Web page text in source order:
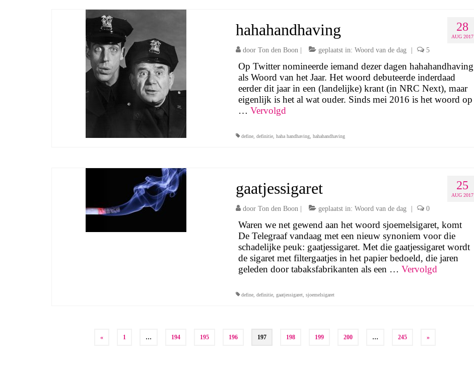
28
AUG 2017
hahahandhaving
door Ton den Boon| geplaatst in: Woord van de dag 5
Op Twitter nomineerde iemand dezer dagen hahahandhaving
als Woord van het Jaar. Het woord debuteerde inderdaad
eerder dit jaar in een (landelijke) krant (in NRC Next), maar
eigenlijk is het al wat ouder. Sinds mei 2016 is het woord op
… Vervolgd
define, definitie, haha handhaving, hahahandhaving
25
AUG 2017
gaatjessigaret
door Ton den Boon| geplaatst in: Woord van de dag 0
Waren we net gewend aan het woord sjoemelsigaret, komt
De Telegraaf vandaag met een nieuw synoniem voor die
schadelijke peuk: gaatjessigaret. Met die gaatjessigaret wordt
de sigaret met filtergaatjes in het papier bedoeld, die jaren
geleden door tabaksfabrikanten als een … Vervolgd
define, definitie, gaatjessigaret, sjoemelsigaret
Berichten
« 1 … 194 195 196 197 198 199 200 … 245 »